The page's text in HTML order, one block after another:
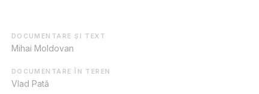
DOCUMENTARE ȘI TEXT
Mihai Moldovan
DOCUMENTARE ÎN TEREN
Vlad Pată